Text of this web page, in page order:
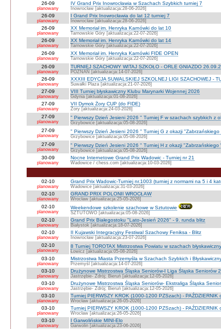
26-09
planowany
IV Grand Prix Inowrocławia w Szachach Szybkich turniej 7
Inowrocław [aktualizacja:28-06-2026]
26-09
planowany
I Grand Prix Inowrocławia do lat 12 turniej 7
Inowrocław [aktualizacja:28-06-2026]
26-09
planowany
XX Memoriał im. Henryka Karnówki do lat 10
Tarnowskie Góry [aktualizacja:22-07-2026]
26-09
planowany
XX Memoriał im. Henryka Karnówki do lat 14
Tarnowskie Góry [aktualizacja:22-07-2026]
26-09
planowany
XX Memoriał im. Henryka Karnówki FIDE OPEN
Tarnowskie Góry [aktualizacja:22-07-2026]
26-09
planowany
TURNIEJ SZACHOWY WITAJ SZKOŁO - ORLE GNIAZDO
POZNAŃ [aktualizacja:14-07-2026]
26-09
planowany
XXXIII EDYCJA SUWALSKIEJ SZKOLNEJ LIGI SZACHOWEJ -
Suwałki Plaza [aktualizacja:21-07-2026]
27-09
planowany
VIII Turniej błyskawiczny Klubu Marynarki Wojennej 2026
Gdynia [aktualizacja:01-08-2026]
27-09
planowany
VII Dymok Żory CUP (do FIDE)
Żory [aktualizacja:24-03-2026]
27-09
planowany
" Pierwszy Dzień Jesieni 2026 " Turniej F w szachach szybkich z
Grzybowice [aktualizacja:05-08-2026]
27-09
planowany
" Pierwszy Dzień Jesieni 2026 " Turniej G z okazji "Zabrzańskiego
Grzybowice [aktualizacja:05-08-2026]
27-09
planowany
" Pierwszy Dzień Jesieni 2026 " Turniej H z okazji "Zabrzańskiego
Grzybowice [aktualizacja:05-08-2026]
30-09
planowany
Nocne Internetowe Grand Prix Wadowic - Turniej nr 21
Wadowice / chess.com [aktualizacja:10-03-2026]
02-10
planowany
Grand Prix Wadowic-Turniej nr.1003 (turniej z normami na 5 i 4
Wadowice [aktualizacja:31-03-2026]
02-10
planowany
GRAND PRIX POLONII WROCŁAW
Wrocław [aktualizacja:25-05-2026]
02-10
planowany
Weekendowe szkolenie szachowe w Sztutowie
SZTUTOWO [aktualizacja:05-08-2026]
02-10
planowany
Grand Prix Białegostoku "Lato-Jesień 2026" - 9. runda blitz
Białystok [aktualizacja:18-07-2026]
02-10
planowany
II Kujawski Integracyjny Festiwal Szachowy Feniksa - Blitz
Inowrocław [aktualizacja:23-07-2026]
02-10
planowany
8 Turniej TOROTAX Mistrzostwa Powiatu w szachach
Łowicz [aktualizacja:05-08-2026]
03-10
planowany
Mistrzostwa Miasta Przemyśla w Szachach Szybkich i
Przemyśl [aktualizacja:14-07-2026]
03-10
planowany
Drużynowe Mistrzostwa Śląska Seniorów-I Liga Śląska Seniorów
Jastrzębie- Zdrój; Bieruń [aktualizacja:12-05-2026]
03-10
planowany
Drużynowe Mistrzostwa Śląska Seniorów- Ekstraliga Śląska
Jastrzębie- Zdrój; Bieruń [aktualizacja:12-05-2026]
03-10
planowany
Turniej PIERWSZY KROK (1000-1200 PZSzach) - PAŹDZIERNIK
Wrocław [aktualizacja:26-05-2026]
03-10
planowany
Turniej PIERWSZY KROK (1000-1200 PZSzach) - PAŹDZIERNIK
Wrocław [aktualizacja:26-05-2026]
03-10
planowany
I Garwolińskie MINI-Elo
Garwolin [aktualizacja:23-06-2026]